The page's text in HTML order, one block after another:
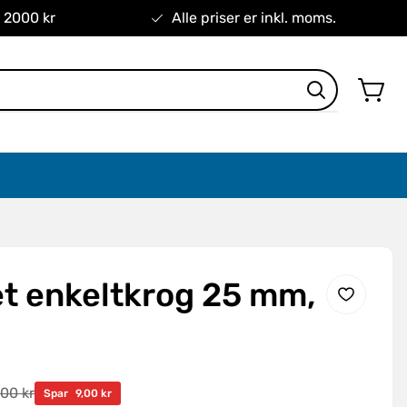
kr Alle priser er inkl. moms.
enkeltkrog 25 mm,
kr Spar 9,00 kr